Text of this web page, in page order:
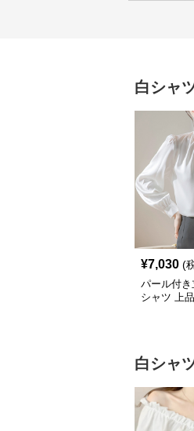
白シャ
¥7,030 (
パール付
シャツ 上
白シャ